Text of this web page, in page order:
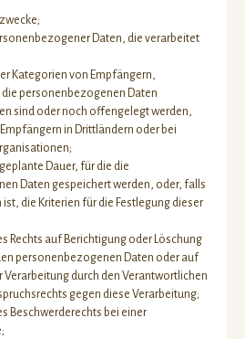
Daten, die verarbeitet
Kategorien von Empfängern,
personenbezogenen Daten
sind oder noch offengelegt werden,
in Drittländern oder bei
Dauer, für die die
Daten gespeichert werden, oder, falls
die Kriterien für die Festlegung dieser
Rechts auf Berichtigung oder Löschung
personenbezogenen Daten oder auf
Verarbeitung durch den Verantwortlichen
gegen diese Verarbeitung;
Beschwerderechts bei einer